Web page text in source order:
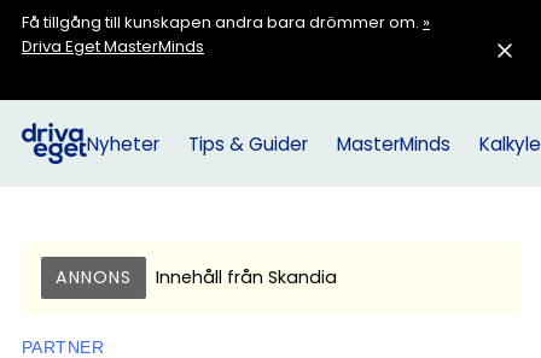
Få tillgång till kunskapen andra bara drömmer om. »
Driva Eget MasterMinds
Nyheter Tips & Guider MasterMinds
ANNONS Innehåll från Skandia
PARTNER